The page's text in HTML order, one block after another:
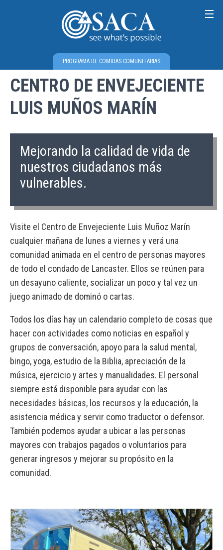
PROGRAMA DE COMIDAS COMUNITARIAS
CENTRO DE ENVEJECIENTE
LUIS MUÑOS MARÍN
Mejorando la calidad de vida de
nuestros ciudadanos más
vulnerables.
Visite el Centro de Envejeciente Luis Muñoz Marín
cualquier mañana de lunes a viernes y verá una
comunidad animada en el centro de personas mayores
de todo el condado de Lancaster. Ellos se reúnen para
un desayuno caliente, socializar un poco y tal vez un
juego animado de dominó o cartas.
Todos los días hay un calendario completo de cosas que
hacer con actividades como noticias en español y
grupos de conversación, apoyo para la salud mental,
bingo, yoga, estudio de la Biblia, apreciación de la
música, ejercicio y artes y manualidades. El personal
siempre está disponible para ayudar con las
necesidades básicas, los recursos y la educación, la
asistencia médica y servir como traductor o defensor.
También podemos ayudar a ubicar a las personas
mayores con trabajos pagados o voluntarios para
generar ingresos y mejorar su propósito en la
comunidad.